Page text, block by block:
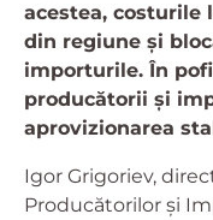
acestea,
din regiune și
importurile. În
producătorii și
aprovizionarea
Igor Grigoriev,
Producătorilor și